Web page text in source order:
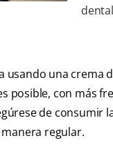
usando una
posible, con más
de consumir
regular.